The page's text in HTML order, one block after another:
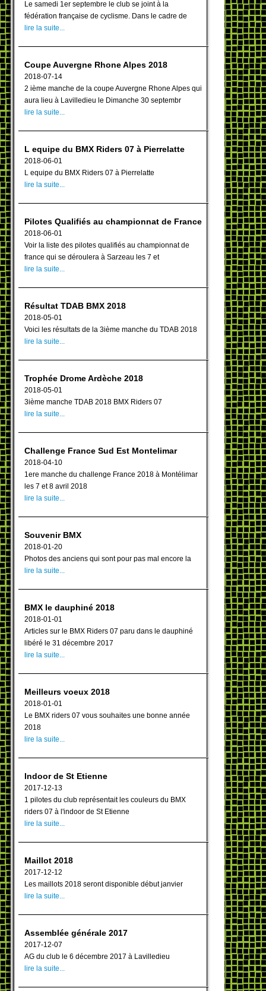
Le samedi 1er septembre le club se joint à la
fédération française de cyclisme. Dans le cadre de
lire la suite...
Coupe Auvergne Rhone Alpes 2018
2018-07-14
2 ième manche de la coupe Auvergne Rhone Alpes qui
aura lieu à Lavilledieu le Dimanche 30 septembr
lire la suite...
L equipe du BMX Riders 07 à Pierrelatte
2018-06-01
L equipe du BMX Riders 07 à Pierrelatte
lire la suite...
Pilotes Qualifiés au championnat de France
2018-06-01
Voir la liste des pilotes qualifiés au championnat de
france qui se déroulera à Sarzeau les 7 et
lire la suite...
Résultat TDAB BMX 2018
2018-05-01
Voici les résultats de la 3ième manche du TDAB 2018
lire la suite...
Trophée Drome Ardèche 2018
2018-05-01
3ième manche TDAB 2018 BMX Riders 07
lire la suite...
Challenge France Sud Est Montelimar
2018-04-10
1ere manche du challenge France 2018 à Montélimar
les 7 et 8 avril 2018
lire la suite...
Souvenir BMX
2018-01-20
Photos des anciens qui sont pour pas mal encore la
lire la suite...
BMX le dauphiné 2018
2018-01-01
Articles sur le BMX Riders 07 paru dans le dauphiné
libéré le 31 décembre 2017
lire la suite...
Meilleurs voeux 2018
2018-01-01
Le BMX riders 07 vous souhaites une bonne année
2018
lire la suite...
Indoor de St Etienne
2017-12-13
1 pilotes du club représentait les couleurs du BMX
riders 07 à l'indoor de St Etienne
lire la suite...
Maillot 2018
2017-12-12
Les maillots 2018 seront disponible début janvier
lire la suite...
Assemblée générale 2017
2017-12-07
AG du club le 6 décembre 2017 à Lavilledieu
lire la suite...